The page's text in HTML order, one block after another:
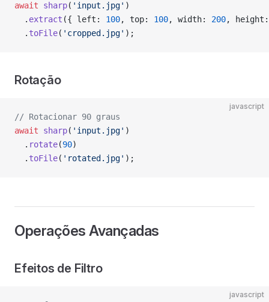
await sharp( 'input.jpg' )
  .
extract ({ left: 100, top: 100, width: 200,
  .
toFile( 'cropped.jpg' );
Rotação
javascript
// Rotacionar 90 graus
await sharp( 'input.jpg' )
  .
rotate(90)
  .
toFile( 'rotated.jpg' );
Operações Avançadas
Efeitos de Filtro
javascript